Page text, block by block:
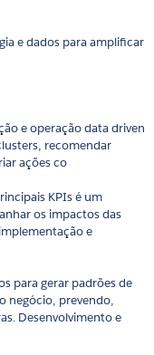
e dados para amplificar
e operação data driven
recomendar
ações co
KPIs é um
os impactos das
e
para gerar padrões de
negócio, prevendo,
Desenvolvimento e